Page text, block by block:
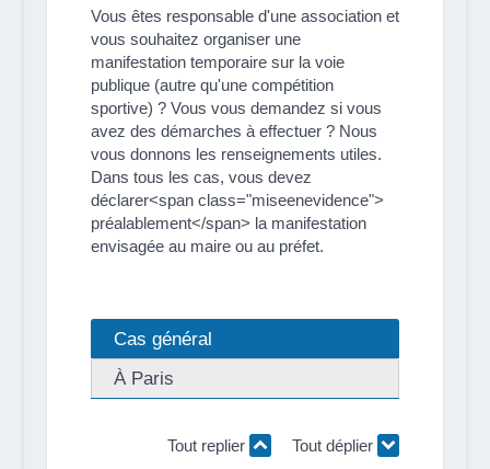
Vous êtes responsable d'une association et
vous souhaitez organiser une
manifestation temporaire sur la voie
publique (autre qu'une compétition
sportive) ? Vous vous demandez si vous
avez des démarches à effectuer ? Nous
vous donnons les renseignements utiles.
Dans tous les cas, vous devez
déclarer<span class="miseenevidence">
préalablement</span> la manifestation
envisagée au maire ou au préfet.
Cas général
À Paris
Tout replier Tout déplier